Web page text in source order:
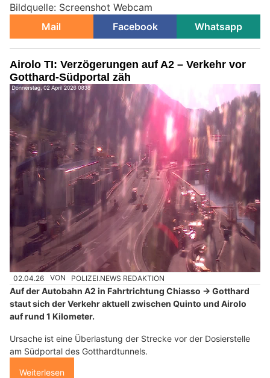
Bildquelle: Screenshot Webcam
Mail
Facebook Whatsapp
Airolo TI: Verzögerungen auf A2 – Verkehr vor
Gotthard-Südportal zäh
02.04.26 VON POLIZEI.NEWS REDAKTION
Auf der Autobahn A2 in Fahrtrichtung Chiasso → Gotthard
staut sich der Verkehr aktuell zwischen Quinto und Airolo
auf rund 1 Kilometer.
Ursache ist eine Überlastung der Strecke vor der Dosierstelle
am Südportal des Gotthardtunnels.
Weiterlesen